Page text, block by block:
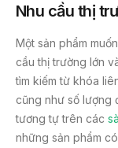
Nhu cầu thị
Một sản phẩm
cầu thị trường lớn
tìm kiếm từ khóa
cũng như số lượng
tương tự trên các
những sản phẩm